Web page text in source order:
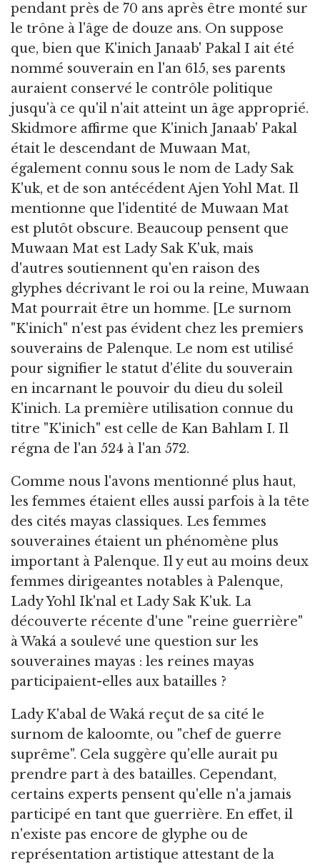
pendant près de 70 ans après être monté sur
le trône à l'âge de douze ans. On suppose
que, bien que K'inich Janaab' Pakal I ait été
nommé souverain en l'an 615, ses parents
auraient conservé le contrôle politique
jusqu'à ce qu'il n'ait atteint un âge approprié.
Skidmore affirme que K'inich Janaab' Pakal
était le descendant de Muwaan Mat,
également connu sous le nom de Lady Sak
K'uk, et de son antécédent Ajen Yohl Mat. Il
mentionne que l'identité de Muwaan Mat
est plutôt obscure. Beaucoup pensent que
Muwaan Mat est Lady Sak K'uk, mais
d'autres soutiennent qu'en raison des
glyphes décrivant le roi ou la reine, Muwaan
Mat pourrait être un homme. [Le surnom
"K'inich" n'est pas évident chez les premiers
souverains de Palenque. Le nom est utilisé
pour signifier le statut d'élite du souverain
en incarnant le pouvoir du dieu du soleil
K'inich. La première utilisation connue du
titre "K'inich" est celle de Kan Bahlam I. Il
régna de l'an 524 à l'an 572.
Comme nous l'avons mentionné plus haut,
les femmes étaient elles aussi parfois à la tête
des cités mayas classiques. Les femmes
souveraines étaient un phénomène plus
important à Palenque. Il y eut au moins deux
femmes dirigeantes notables à Palenque,
Lady Yohl Ik'nal et Lady Sak K'uk. La
découverte récente d'une "reine guerrière"
à Waká a soulevé une question sur les
souveraines mayas : les reines mayas
participaient-elles aux batailles ?
Lady K'abal de Waká reçut de sa cité le
surnom de kaloomte, ou "chef de guerre
suprême". Cela suggère qu'elle aurait pu
prendre part à des batailles. Cependant,
certains experts pensent qu'elle n'a jamais
participé en tant que guerrière. En effet, il
n'existe pas encore de glyphe ou de
représentation artistique attestant de la